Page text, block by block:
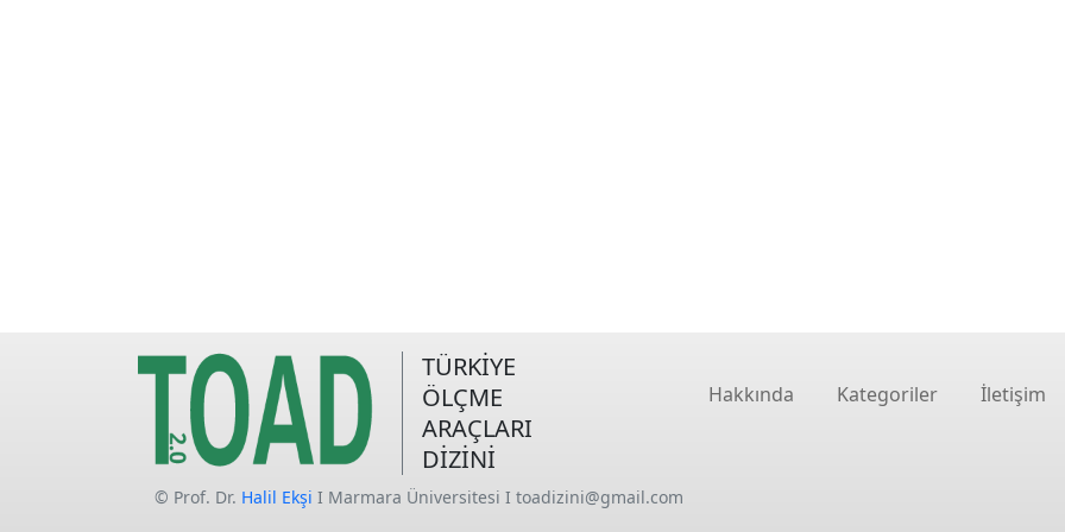
TÜRKİYE
ÖLÇME
ARAÇLARI
DİZİNİ
Hakkında Kategoriler İletişim
© Prof. Dr. Halil Ekşi I Marmara Üniversitesi I toadizini@gmail.com